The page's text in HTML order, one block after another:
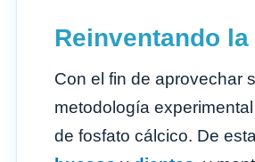
Reinventando
Con el fin de aprovechar
metodología
de fosfato cálcico. De